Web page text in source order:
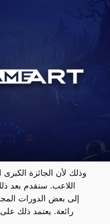
وذلك لأن الجائزة الكبرى
اللاعب. سنقدم بعد
إلى بعض الدورات
رائعة. يعتمد ذلك